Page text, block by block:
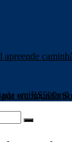
webmundo